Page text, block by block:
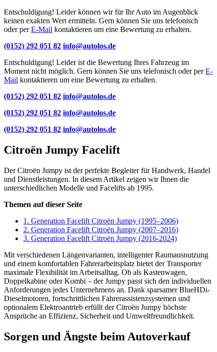
Entschuldigung! Leider können wir für Ihr Auto im Augenblick
keinen exakten Wert ermitteln. Gern können Sie uns telefonisch
oder perE-Mail kontaktieren um eine Bewertung zu erhalten.
(0152) 292 051 82 info@autolos.de
Entschuldigung! Leider ist die Bewertung Ihres Fahrzeug im
Moment nicht möglich. Gern können Sie uns telefonisch oder perE-
Mail kontaktieren um eine Bewertung zu erhalten.
(0152) 292 051 82 info@autolos.de
(0152) 292 051 82 info@autolos.de
(0152) 292 051 82 info@autolos.de
Citroën Jumpy Facelift
Der Citroën Jumpy ist der perfekte Begleiter für Handwerk, Handel
und Dienstleistungen. In diesem Artikel zeigen wir Ihnen die
unterschiedlichen Modelle und Facelifts ab 1995.
Themen auf dieser Seite
1. Generation Facelift Citroën Jumpy (1995–2006)
2. Generation Facelift Citroën Jumpy (2007–2016)
3. Generation Facelift Citroën Jumpy (2016-2024)
Mit verschiedenen Längenvarianten, intelligenter Raumausnutzung
und einem komfortablen Fahrerarbeitsplatz bietet der Transporter
maximale Flexibilität im Arbeitsalltag. Ob als Kastenwagen,
Doppelkabine oder Kombi – der Jumpy passt sich den individuellen
Anforderungen jedes Unternehmens an. Dank sparsamer BlueHDi-
Dieselmotoren, fortschrittlichen Fahrerassistenzsystemen und
optionalem Elektroantrieb erfüllt der Citroën Jumpy höchste
Ansprüche an Effizienz, Sicherheit und Umweltfreundlichkeit.
Sorgen und Ängste beim Autoverkauf